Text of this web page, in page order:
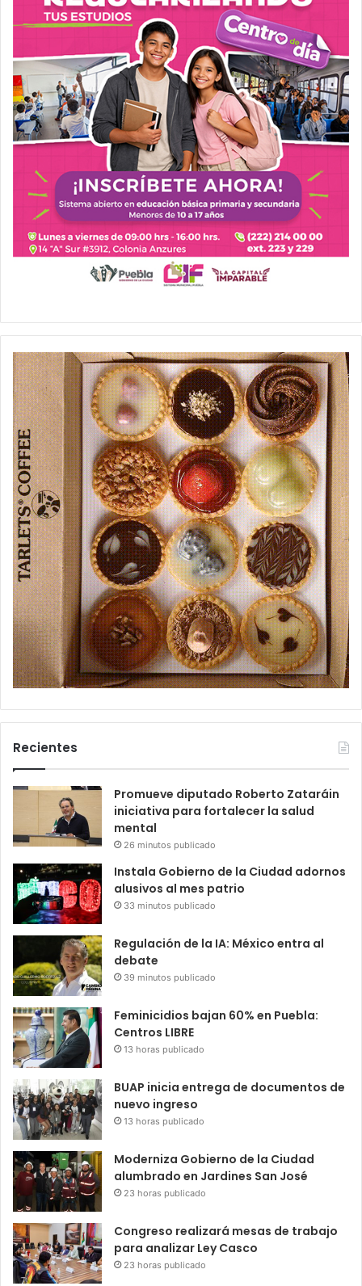
Recientes
Promueve diputado Roberto Zataráin
iniciativa para fortalecer la salud
mental
26 minutos publicado
Instala Gobierno de la Ciudad adornos
alusivos al mes patrio
33 minutos publicado
Regulación de la IA: México entra al
debate
39 minutos publicado
Feminicidios bajan 60% en Puebla:
Centros LIBRE
13 horas publicado
BUAP inicia entrega de documentos de
nuevo ingreso
13 horas publicado
Moderniza Gobierno de la Ciudad
alumbrado en Jardines San José
23 horas publicado
Congreso realizará mesas de trabajo
para analizar Ley Casco
23 horas publicado